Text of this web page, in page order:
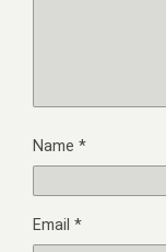
Name *
Email *